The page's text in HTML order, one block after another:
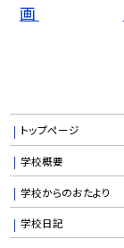
画
トップページ
学校概要
学校からのおたより
学校日記